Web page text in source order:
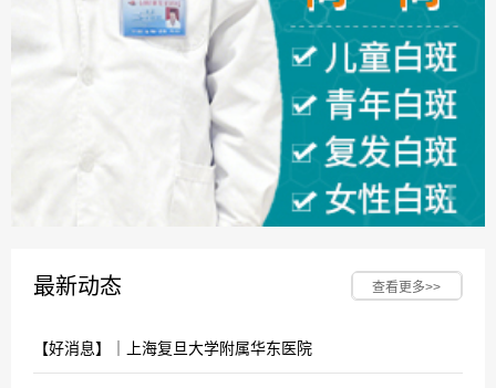
最新动态 查看更多>>
【好消息】｜上海复旦大学附属华东医院